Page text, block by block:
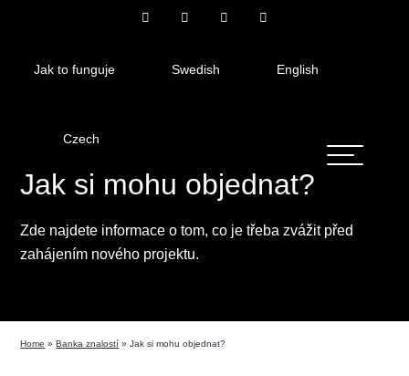
Jak to funguje Swedish English
Czech
Jak si mohu objednat?
Zde najdete informace o tom, co je třeba zvážit před
zahájením nového projektu.
Home »Banka znalostí »Jak si mohu objednat?